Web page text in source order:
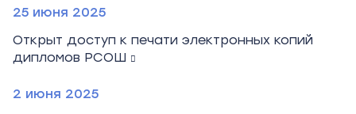
25 июня 2025
Открыт доступ к печати электронных копий
дипломов РСОШ
2 июня 2025